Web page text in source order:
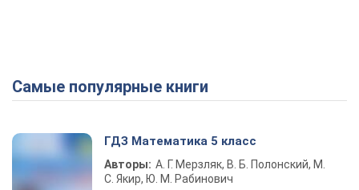
Play Video
Самые популярные книги
ГДЗ Математика 5 класс
Авторы: А. Г. Мерзляк, В. Б. Полонский, М.
С. Якир, Ю. М. Рабинович